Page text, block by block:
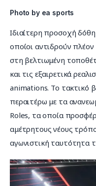
Photo by ea sports
Ιδιαίτερη προσοχή
οποίοι αντιδρούν
στη βελτιωμένη
και τις εξαιρετικά
animations. Το τακτικό
περαιτέρω με τα
Roles, τα οποία
αμέτρητους νέους
αγωνιστική ταυτότητα